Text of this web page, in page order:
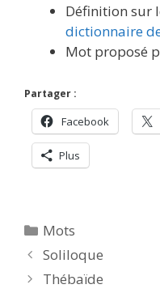
Définition sur
dictionnaire
Mot proposé
Partager :
Facebook
Plus
Catégories
Mots
Soliloque
Thébaïde